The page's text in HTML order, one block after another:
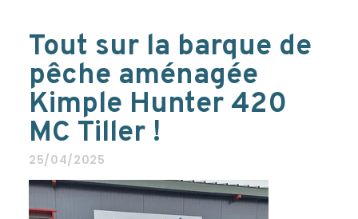
Tout sur la barque de
pêche aménagée
Kimple Hunter 420
MC Tiller !
25/04/2025